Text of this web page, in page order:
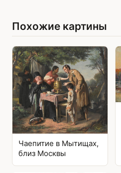
Похожие картины
Чаепитие в Мытищах,
близ Москвы